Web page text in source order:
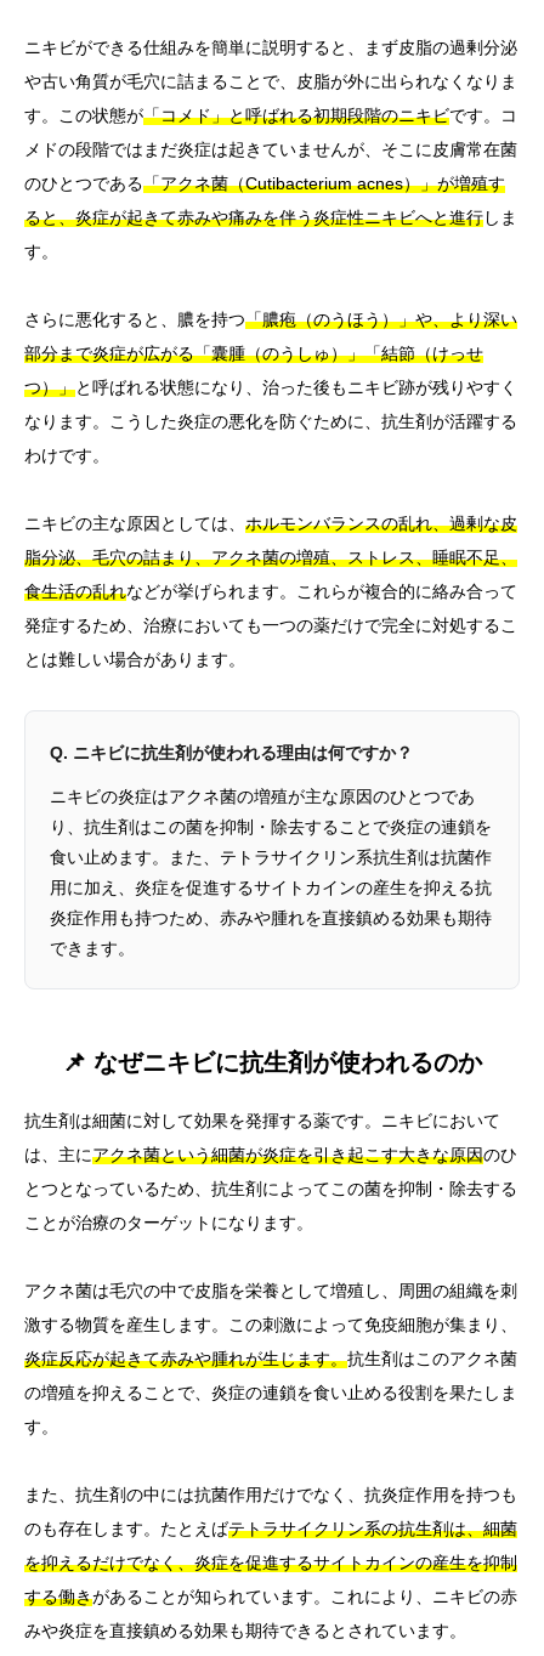
ニキビができる仕組みを簡単に説明すると、まず皮脂の過剰分泌
や古い角質が毛穴に詰まることで、皮脂が外に出られなくなりま
す。この状態が「コメド」と呼ばれる初期段階のニキビです。コ
メドの段階ではまだ炎症は起きていませんが、そこに皮膚常在菌
のひとつである「アクネ菌（Cutibacterium acnes）」が増殖す
ると、炎症が起きて赤みや痛みを伴う炎症性ニキビへと進行しま
す。
さらに悪化すると、膿を持つ「膿疱（のうほう）」や、より深い
部分まで炎症が広がる「囊腫（のうしゅ）」「結節（けっせ
つ）」と呼ばれる状態になり、治った後もニキビ跡が残りやすく
なります。こうした炎症の悪化を防ぐために、抗生剤が活躍する
わけです。
ニキビの主な原因としては、 ホルモンバランスの乱れ、過剰な皮
脂分泌、毛穴の詰まり、アクネ菌の増殖、ストレス、睡眠不足、
食生活の乱れなどが挙げられます。これらが複合的に絡み合って
発症するため、治療においても一つの薬だけで完全に対処するこ
とは難しい場合があります。
Q. ニキビに抗生剤が使われる理由は何ですか？
ニキビの炎症はアクネ菌の増殖が主な原因のひとつであ
り、抗生剤はこの菌を抑制・除去することで炎症の連鎖を
食い止めます。また、テトラサイクリン系抗生剤は抗菌作
用に加え、炎症を促進するサイトカインの産生を抑える抗
炎症作用も持つため、赤みや腫れを直接鎮める効果も期待
できます。
📌 なぜニキビに抗生剤が使われるのか
抗生剤は細菌に対して効果を発揮する薬です。ニキビにおいて
は、主にアクネ菌という細菌が炎症を引き起こす大きな原因のひ
とつとなっているため、抗生剤によってこの菌を抑制・除去する
ことが治療のターゲットになります。
アクネ菌は毛穴の中で皮脂を栄養として増殖し、周囲の組織を刺
激する物質を産生します。この刺激によって免疫細胞が集まり、
炎症反応が起きて赤みや腫れが生じます。抗生剤はこのアクネ菌
の増殖を抑えることで、炎症の連鎖を食い止める役割を果たしま
す。
また、抗生剤の中には抗菌作用だけでなく、抗炎症作用を持つも
のも存在します。たとえばテトラサイクリン系の抗生剤は、細菌
を抑えるだけでなく、炎症を促進するサイトカインの産生を抑制
する働きがあることが知られています。これにより、ニキビの赤
みや炎症を直接鎮める効果も期待できるとされています。